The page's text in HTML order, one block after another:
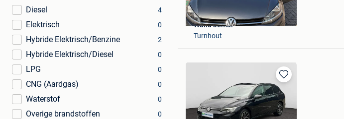
Diesel 4
Elektrisch 0
Hybride Elektrisch/Benzine 2
Hybride Elektrisch/Diesel 0
LPG 0
CNG (Aardgas) 0
Waterstof 0
Overige brandstoffen 0
Walid Jemal
Turnhout
Bewaren
in
Mijn
Favorieten